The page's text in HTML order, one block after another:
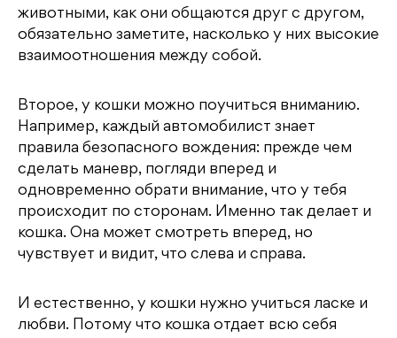
животными, как они общаются друг с другом,
обязательно заметите, насколько у них высокие
взаимоотношения между собой.
Второе, у кошки можно поучиться вниманию.
Например, каждый автомобилист знает
правила безопасного вождения: прежде чем
сделать маневр, погляди вперед и
одновременно обрати внимание, что у тебя
происходит по сторонам. Именно так делает и
кошка. Она может смотреть вперед, но
чувствует и видит, что слева и справа.
И естественно, у кошки нужно учиться ласке и
любви. Потому что кошка отдает всю себя